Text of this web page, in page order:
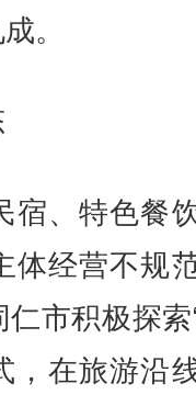
。
、特色餐
体经营不规
市积极探索
，在旅游沿